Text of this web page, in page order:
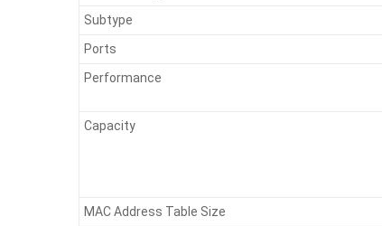
Subtype
Ports
Performance
Capacity
MAC Address Table Size